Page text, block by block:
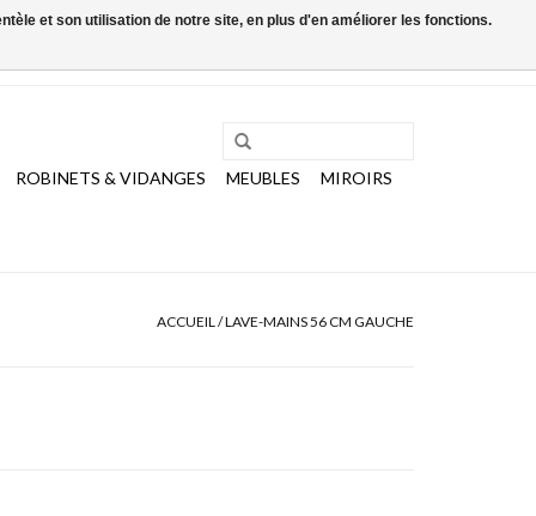
ROBINETS & VIDANGES MEUBLES
MIROIRS
ACCUEIL/LAVE-MAINS 56 CM GAUCHE
et son utilisation de notre site, en plus d'en améliorer les fonctions.